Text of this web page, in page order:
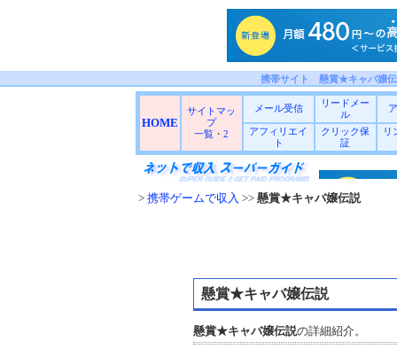
携帯サイト 懸賞★キャバ嬢伝
HOME
サイトマッ
プ
一覧 ・ 2
メール受信
リードメー
ル
アフィリエイ
ト
クリック保
証
リ
> 携帯ゲームで収入 >> 懸賞★キャバ嬢伝説
懸賞★キャバ嬢伝説
懸賞★キャバ嬢伝説の詳細紹介。